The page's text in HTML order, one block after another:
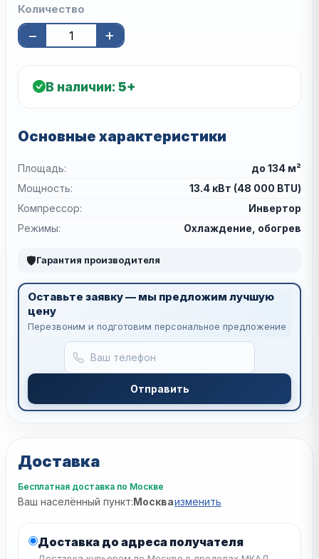
Количество
− +
В наличии: 5+
Основные характеристики
Площадь:
до 134 м²
Мощность:
13.4 кВт (48 000 BTU)
Компрессор:
Инвертор
Режимы:
Охлаждение, обогрев
🛡Гарантия производителя
Оставьте заявку — мы предложим лучшую
цену
Перезвоним и подготовим персональное предложение
Отправить
Доставка
Бесплатная доставка по Москве
Ваш населённый пункт:Москваизменить
Доставка до адреса получателя